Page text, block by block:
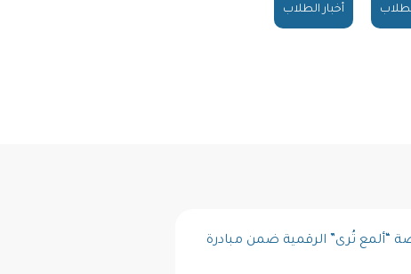
أخبار الطلاب
“ألمع تُرى” الرقمية ضمن مبادرة